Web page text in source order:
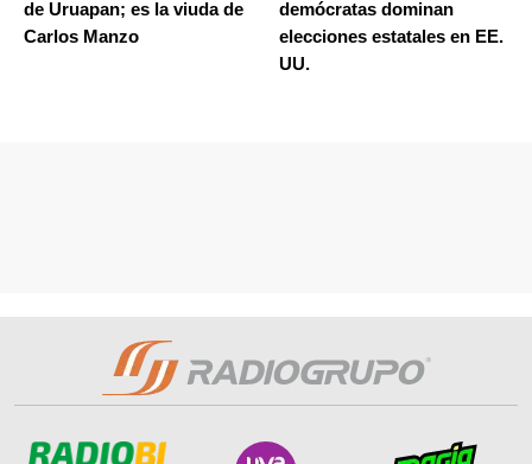
de Uruapan; es la viuda de
Carlos Manzo
demócratas dominan
elecciones estatales en EE.
UU.